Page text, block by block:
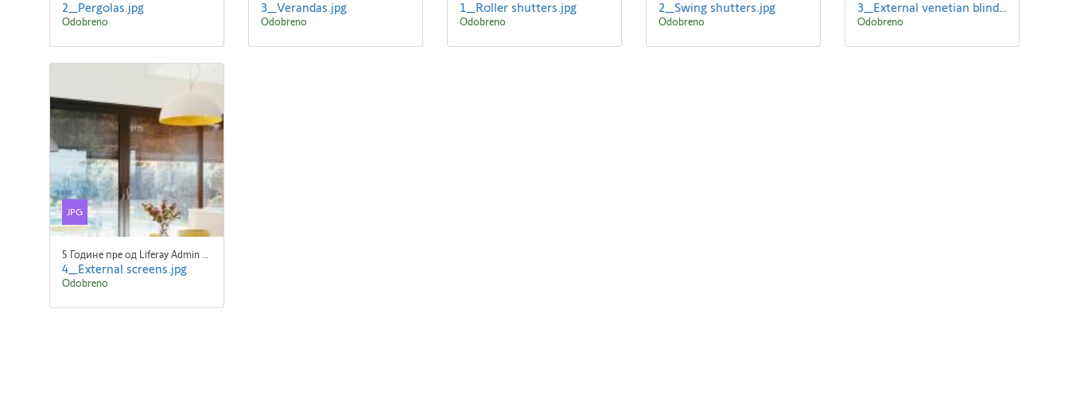
2_Pergolas.jpg
Odobreno
3_Verandas.jpg
Odobreno
1_Roller shutters.jpg
Odobreno
2_Swing shutters.jpg
Odobreno
3_External venetian blinds.jpg
Odobreno
JPG
5 Године пре од Liferay Admin Liferay Admin
4_External screens.jpg
Odobreno